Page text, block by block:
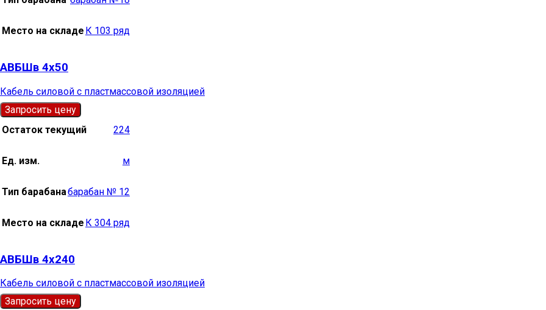
Место на складе К 103 ряд
АВБШв 4х50
Кабель силовой с пластмассовой изоляцией
Запросить цену
Остаток текущий
224
Ед. изм. м
Тип барабанабарабан № 12
Место на складе К 304 ряд
АВБШв 4х240
Кабель силовой с пластмассовой изоляцией
Запросить цену